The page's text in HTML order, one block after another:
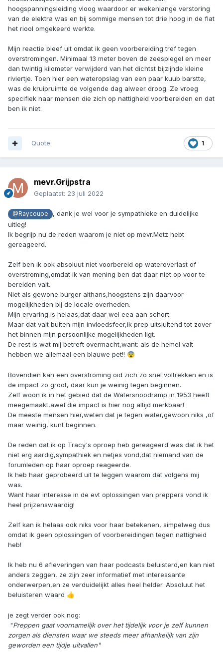
hoogspanningsleiding vloog waardoor er wekenlange verstoring
van de elektra was en bij sommige mensen tot drie hoog in de flat
het riool omgekeerd werkte.
Mijn reactie bleef uit omdat ik geen voorbereiding tref tegen
overstromingen. Minimaal 13 meter boven de zeespiegel en meer
dan twintig kilometer verwijderd van het dichtst bijzijnde kleine
riviertje. Toen hier een wateropslag van een paar kuub barstte,
was de kruipruimte de volgende dag alweer droog. Ze vroeg
specifiek naar mensen die zich op nattigheid voorbereiden en dat
ben ik niet.
1
Quote
mevr.Grijpstra
Geplaatst: 23 juli 2022
@Raycoupe
, dank je wel voor je sympathieke en duidelijke
uitleg!
Ik begrijp nu de reden waarom je niet op mevr.Metz hebt
gereageerd.
Zelf ben ik ook absoluut niet voorbereid op wateroverlast of
overstroming,omdat ik van mening ben dat daar niet op voor te
bereiden valt.
Niet als gewone burger althans,hoogstens zijn daarvoor
mogelijkheden bij de locale overheden.
Mijn ervaring is helaas,dat daar wel eea aan schort.
Maar dat valt buiten mijn invloedsfeer,ik prep uitsluitend tot zover
het binnen mijn persoonlijke mogelijkheden ligt.
De rest is wat mij betreft overmacht,want: als de hemel valt
hebben we allemaal een blauwe pet!! 😨
Bovendien kan een overstroming oid zich zo snel voltrekken en is
de impact zo groot, daar kun je weinig tegen beginnen.
Zelf woon ik in het gebied dat de Watersnoodramp in 1953 heeft
meegemaakt,awel die impact is hier nog altijd merkbaar!
De meeste mensen hier,weten dat je tegen water,gewoon niks ,of
maar weinig, kunt beginnen.
De reden dat ik op Tracy's oproep heb gereageerd was dat ik het
niet erg aardig,sympathiek en netjes vond,dat niemand van de
forumleden op haar oproep reageerde.
Ik heb haar geprobeerd uit te leggen waarom dat volgens mij
was.
Want haar interesse in de evt oplossingen van preppers vond ik
heel prijzenswaardig!
Zelf kan ik helaas ook niks voor haar betekenen, simpelweg dus
omdat ik geen oplossingen of voorbereidingen tegen nattigheid
heb!
Ik heb nu 6 afleveringen van haar podcasts beluisterd,en kan niet
anders zeggen, ze zijn zeer informatief met interessante
onderwerpen,en ze verduidelijkt alles heel helder. Absoluut het
beluisteren waard 👍
je zegt verder ook nog:
"Preppen gaat voornamelijk over het tijdelijk voor je zelf kunnen
zorgen als diensten waar we steeds meer afhankelijk van zijn
geworden een tijdje uitvallen"